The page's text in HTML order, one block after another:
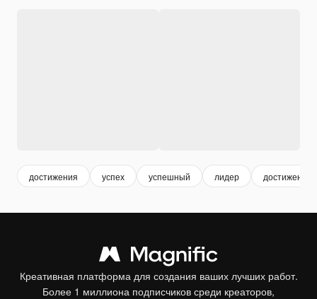
достижения успех успешный лидер достижение
Креативная платформа для создания ваших лучших работ.
Более 1 миллиона подписчиков среди креаторов,